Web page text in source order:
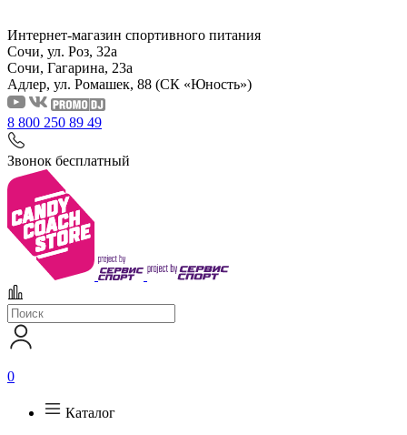
Интернет-магазин спортивного питания
Сочи, ул. Роз, 32а
Сочи, Гагарина, 23а
Адлер, ул. Ромашек, 88 (СК «Юность»)
8 800 250 89 49
Звонок бесплатный
0
Каталог